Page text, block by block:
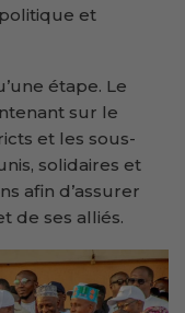
et
étape. Le
sur le
et les sous-
solidaires et
afin d’assurer
de ses alliés.